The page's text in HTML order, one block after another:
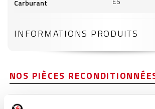
Carburant
INFORMATIONS PRODUITS
NOS PIÈCES